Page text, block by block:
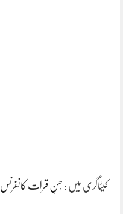
کیٹاگری میں : حُسنِ قرات کانفرنس